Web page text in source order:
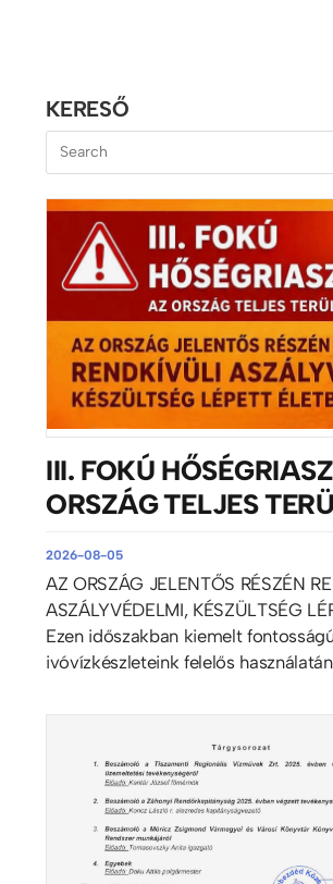
KERESŐ
III. FOKÚ
ORSZÁG TELJES
2026-08-05
AZ ORSZÁG JELENTŐS RÉSZÉN
ASZÁLYVÉDELMI, KÉSZÜLTSÉG
Ezen időszakban kiemelt
ivóvízkészleteink felelős